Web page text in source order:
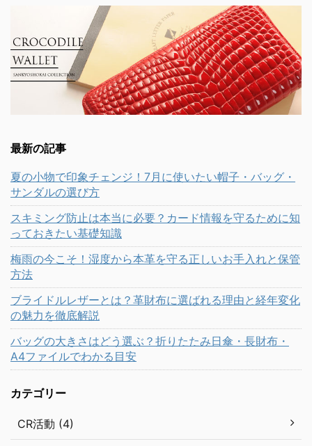
最新の記事
夏の小物で印象チェンジ！7月に使いたい帽子・バッグ・
サンダルの選び方
スキミング防止は本当に必要？カード情報を守るために知
っておきたい基礎知識
梅雨の今こそ！湿度から本革を守る正しいお手入れと保管
方法
ブライドルレザーとは？革財布に選ばれる理由と経年変化
の魅力を徹底解説
バッグの大きさはどう選ぶ？折りたたみ日傘・長財布・
A4ファイルでわかる目安
カテゴリー
CR活動 (4)